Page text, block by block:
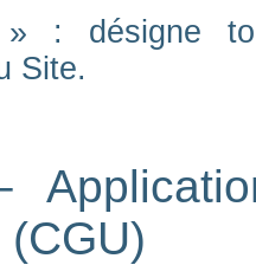
: désigne
Site.
(CGU)